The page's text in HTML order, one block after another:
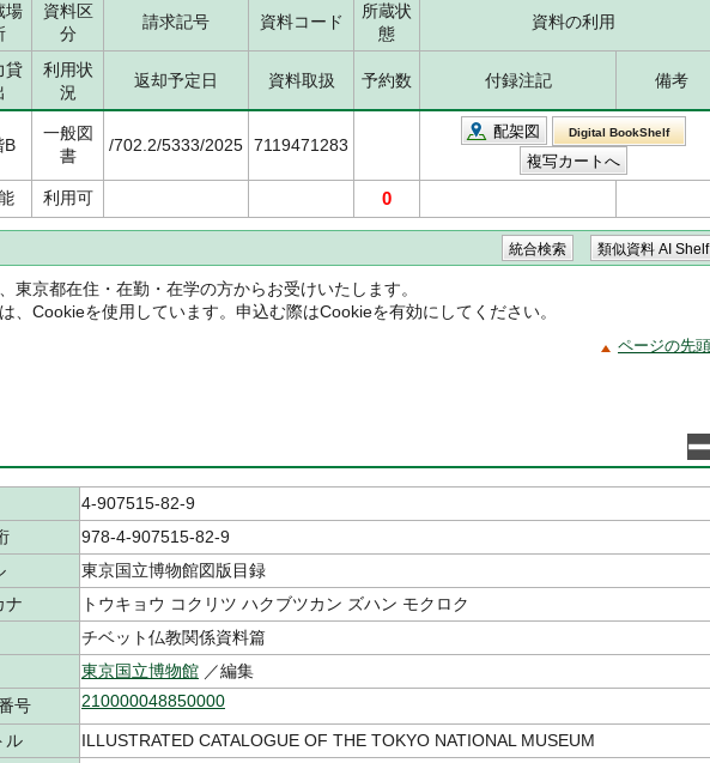
場
資料区
分
請求記号 資料コード
所蔵状
態
資料の利用
貸
利用状
況
返却予定日 資料取扱 予約数 付録注記 備考
B
一般図
書
/702.2/5333/2025 7119471283
配架図 Digital BookShelf
利用可 0
東京都在住・在勤・在学の方からお受けいたします。
、Cookieを使用しています。申込む際はCookieを有効にしてください。
ページの先
4-907515-82-9
978-4-907515-82-9
東京国立博物館図版目録
ナ
トウキョウ コクリツ ハクブツカン ズハン モクロク
チベット仏教関係資料篇
東京国立博物館 ／編集
号
210000048850000
ル
ILLUSTRATED CATALOGUE OF THE TOKYO NATIONAL MUSEUM